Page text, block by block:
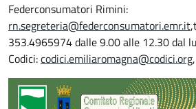
Federconsumatori Rimini:
rn.segreteria@federconsumatori.emr.it
353.4965974 dalle 9.00 alle 12.30 dal
Codici:codici.emiliaromagna@codici.org